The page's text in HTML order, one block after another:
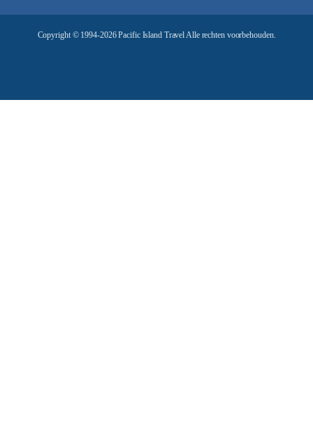
Copyright © 1994-2026 Pacific Island Travel Alle rechten voorbehouden.